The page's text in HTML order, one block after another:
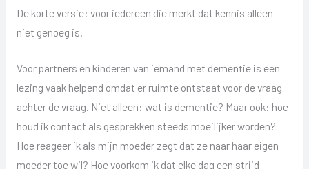
De korte versie: voor iedereen die merkt dat kennis alleen
niet genoeg is.
Voor partners en kinderen van iemand met dementie is een
lezing vaak helpend omdat er ruimte ontstaat voor de vraag
achter de vraag. Niet alleen: wat is dementie? Maar ook: hoe
houd ik contact als gesprekken steeds moeilijker worden?
Hoe reageer ik als mijn moeder zegt dat ze naar haar eigen
moeder toe wil? Hoe voorkom ik dat elke dag een strijd